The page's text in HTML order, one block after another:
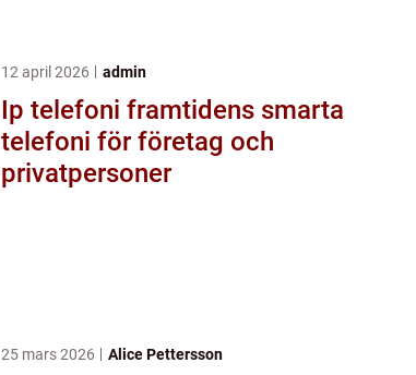
12 april 2026 admin
Ip telefoni framtidens smarta
telefoni för företag och
privatpersoner
25 mars 2026 Alice Pettersson